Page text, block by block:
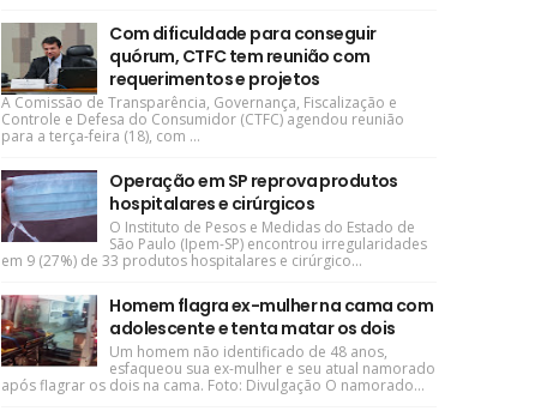
Com dificuldade para conseguir
quórum, CTFC tem reunião com
requerimentos e projetos
A Comissão de Transparência, Governança, Fiscalização e
Controle e Defesa do Consumidor (CTFC) agendou reunião
para a terça-feira (18), com ...
Operação em SP reprova produtos
hospitalares e cirúrgicos
O Instituto de Pesos e Medidas do Estado de
São Paulo (Ipem-SP) encontrou irregularidades
em 9 (27%) de 33 produtos hospitalares e cirúrgico...
Homem flagra ex-mulher na cama com
adolescente e tenta matar os dois
Um homem não identificado de 48 anos,
esfaqueou sua ex-mulher e seu atual namorado
após flagrar os dois na cama. Foto: Divulgação O namorado...